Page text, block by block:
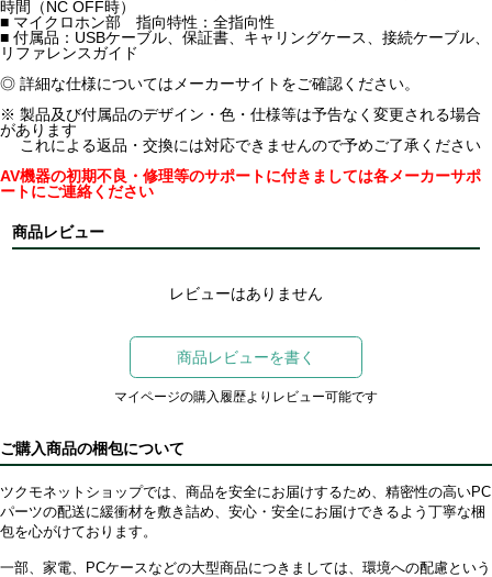
時間（NC OFF時）
■ マイクロホン部 指向特性：全指向性
■ 付属品：USBケーブル、保証書、キャリングケース、接続ケーブル、
リファレンスガイド
◎ 詳細な仕様についてはメーカーサイトをご確認ください。
※ 製品及び付属品のデザイン・色・仕様等は予告なく変更される場合
があります
これによる返品・交換には対応できませんので予めご了承ください
AV機器の初期不良・修理等のサポートに付きましては各メーカーサポ
ートにご連絡ください
商品レビュー
レビューはありません
商品レビューを書く
マイページの購入履歴よりレビュー可能です
ご購入商品の梱包について
ツクモネットショップでは、商品を安全にお届けするため、精密性の高いPC
パーツの配送に緩衝材を敷き詰め、安心・安全にお届けできるよう丁寧な梱
包を心がけております。
一部、家電、PCケースなどの大型商品につきましては、環境への配慮という